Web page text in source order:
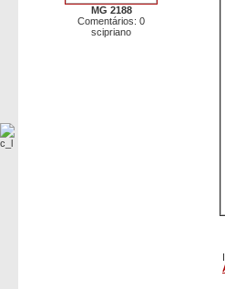
MG 2188
Comentários: 0
scipriano